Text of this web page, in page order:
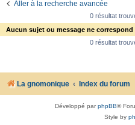
Aller à la recherche avancée
0 résultat
Aucun sujet ou message ne correspond
0 résultat
La gnomonique Index du forum
Développé parphpBB®
Style by